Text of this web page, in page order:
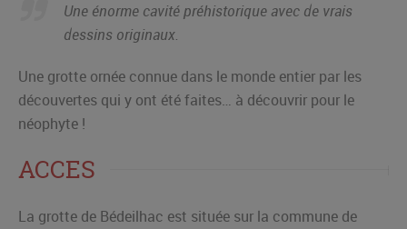
Une énorme cavité préhistorique avec de vrais
dessins originaux.
Une grotte ornée connue dans le monde entier par les
découvertes qui y ont été faites… à découvrir pour le
néophyte !
ACCES
La grotte de Bédeilhac est située sur la commune de